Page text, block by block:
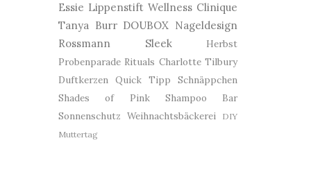
Essie Lippenstift Wellness Clinique
Tanya Burr DOUBOX Nageldesign
Rossmann
Sleek
Herbst
Probenparade Rituals Charlotte Tilbury
Duftkerzen Quick Tipp
Schnäppchen
Shades of Pink
Shampoo Bar
Sonnenschutz Weihnachtsbäckerei
DIY
Muttertag